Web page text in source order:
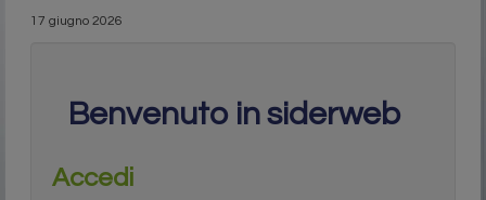
17 giugno 2026
Benvenuto in siderweb
Accedi